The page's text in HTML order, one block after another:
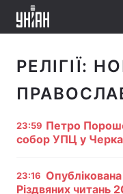
РЕЛІГІЇ:
23:59 Петро
собор УПЦ у
23:16
Різдвяних читань